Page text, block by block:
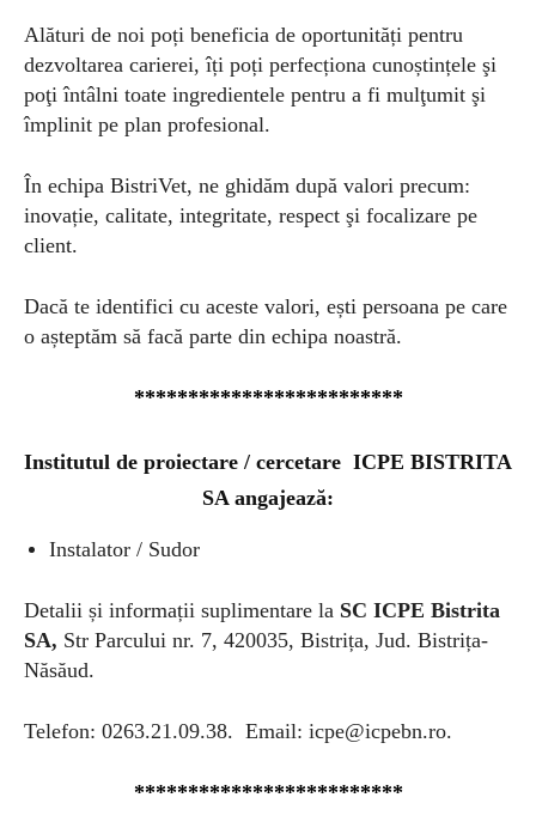
Alături de noi poți beneficia de oportunități pentru
dezvoltarea carierei, îți poți perfecționa cunoștințele şi
poţi întâlni toate ingredientele pentru a fi mulţumit şi
împlinit pe plan profesional.
În echipa BistriVet, ne ghidăm după valori precum:
inovație, calitate, integritate, respect şi focalizare pe
client.
Dacă te identifici cu aceste valori, ești persoana pe care
o așteptăm să facă parte din echipa noastră.
*************************
Institutul de proiectare / cercetare ICPE BISTRITA
SA angajează:
Instalator / Sudor
Detalii și informații suplimentare la SC ICPE Bistrita
SA, Str Parcului nr. 7, 420035, Bistrița, Jud. Bistrița-
Năsăud.
Telefon: 0263.21.09.38. Email: icpe@icpebn.ro.
*************************